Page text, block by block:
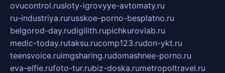
ovucontrol.rusloty-igrovyye-avtomaty.ru
ru-industriya.rurusskoe-porno-besplatno.ru
belgorod-day.rudigilith.rupichkurovlab.ru
medic-today.rutaksu.rucomp123.rudon-ykt.ru
teensvoice.ruimgsharing.rudomashnee-porno.ru
eva-elfie.rufoto-tur.rubiz-doska.rumetropoltravel.ru